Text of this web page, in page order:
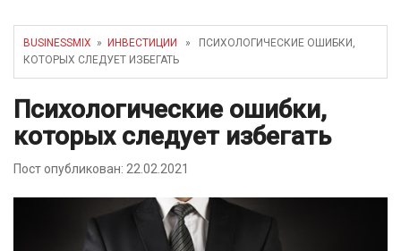
бизнеса
как защитить свой бизнес?
BUSINESSMIX » ИНВЕСТИЦИИ
» ПСИХОЛОГИЧЕСКИЕ ОШИБКИ,
КОТОРЫХ СЛЕДУЕТ ИЗБЕГАТЬ
Психологические ошибки,
которых следует избегать
Пост опубликован: 22.02.2021